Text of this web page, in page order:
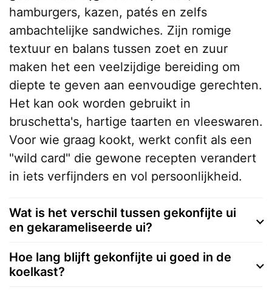
hamburgers, kazen, patés en zelfs
ambachtelijke sandwiches. Zijn romige
textuur en balans tussen zoet en zuur
maken het een veelzijdige bereiding om
diepte te geven aan eenvoudige gerechten.
Het kan ook worden gebruikt in
bruschetta's, hartige taarten en vleeswaren.
Voor wie graag kookt, werkt confit als een
"wild card" die gewone recepten verandert
in iets verfijnders en vol persoonlijkheid.
Wat is het verschil tussen gekonfijte ui
en gekarameliseerde ui?
Hoe lang blijft gekonfijte ui goed in de
koelkast?